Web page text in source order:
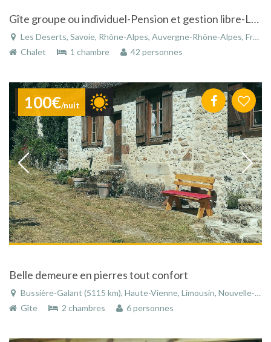
Gîte groupe ou individuel-Pension et gestion libre-Lacs et montagne-La Féclaz.
Les Deserts, Savoie, Rhône-Alpes, Auvergne-Rhône-Alpes, France
Chalet
1 chambre 42 personnes
100€/nuit
Belle demeure en pierres tout confort
Bussière-Galant (5115 km), Haute-Vienne, Limousin, Nouvelle-Aquitaine, France
Gîte
2 chambres 6 personnes